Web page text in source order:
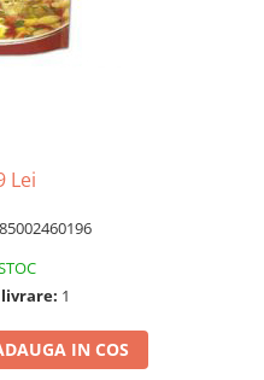
Lei
1
IN COS